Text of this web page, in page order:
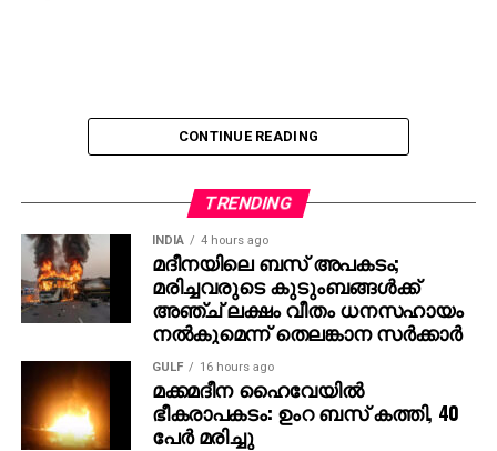
CONTINUE READING
TRENDING
INDIA 4 hours ago
മദീനയിലെ ബസ് അപകടം;
മരിച്ചവരുടെ കുടുംബങ്ങള്‍ക്ക്
അഞ്ച് ലക്ഷം വീതം ധനസഹായം
നല്‍കുമെന്ന് തെലങ്കാന സര്‍ക്കാര്‍
GULF 16 hours ago
മക്കമദീന ഹൈവേയില്‍
ഭീകരാപകടം: ഉംറ ബസ് കത്തി, 40
പേര്‍ മരിച്ചു